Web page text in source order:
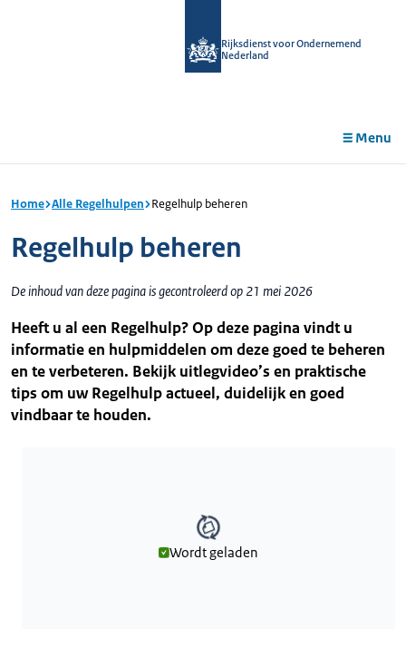
Rijksdienst voor Ondernemend
Nederland
Menu
Home Alle Regelhulpen Regelhulp beheren
Regelhulp beheren
De inhoud van deze pagina is gecontroleerd op 21 mei 2026
Heeft u al een Regelhulp? Op deze pagina vindt u
informatie en hulpmiddelen om deze goed te beheren
en te verbeteren. Bekijk uitlegvideo’s en praktische
tips om uw Regelhulp actueel, duidelijk en goed
vindbaar te houden.
Wordt geladen